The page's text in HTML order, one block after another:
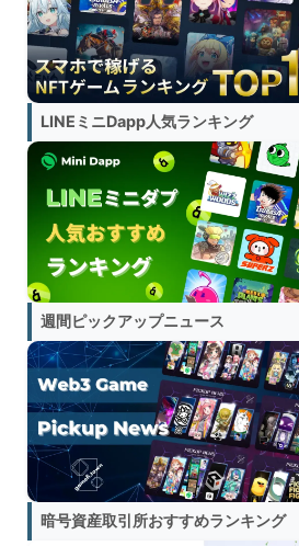
LINEミニDapp人気ランキング
週間ピックアップニュース
暗号資産取引所おすすめランキング